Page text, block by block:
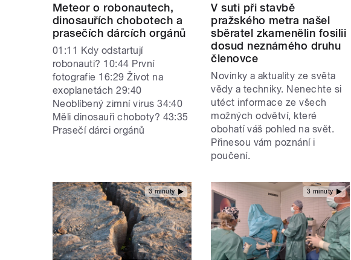
Meteor o robonautech,
dinosauřích chobotech a
prasečích dárcích orgánů
01:11 Kdy odstartují
robonauti? 10:44 První
fotografie 16:29 Život na
exoplanetách 29:40
Neoblíbený zimní virus 34:40
Měli dinosauři choboty? 43:35
Prasečí dárci orgánů
V suti při stavbě
pražského metra našel
sběratel zkamenělin fosilii
dosud neznámého druhu
členovce
Novinky a aktuality ze světa
vědy a techniky. Nenechte si
utéct informace ze všech
možných odvětví, které
obohatí váš pohled na svět.
Přinesou vám poznání i
poučení.
3 minuty 3 minuty